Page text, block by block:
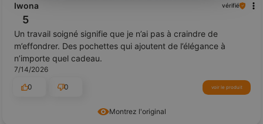
Montrez l'original
Iwona vérifié
5
Un travail soigné signifie que je n’ai pas à craindre de
m’effondrer. Des pochettes qui ajoutent de l’élégance à
n’importe quel cadeau.
7/14/2026
0
0 voir le produit